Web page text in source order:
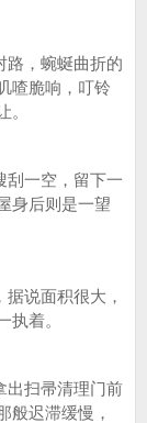
，蜿蜒曲折的
喳脆响，叮铃
。
一空，留下一
身后则是一望
说面积很大，
执着。
扫帚清理门前
般迟滞缓慢，